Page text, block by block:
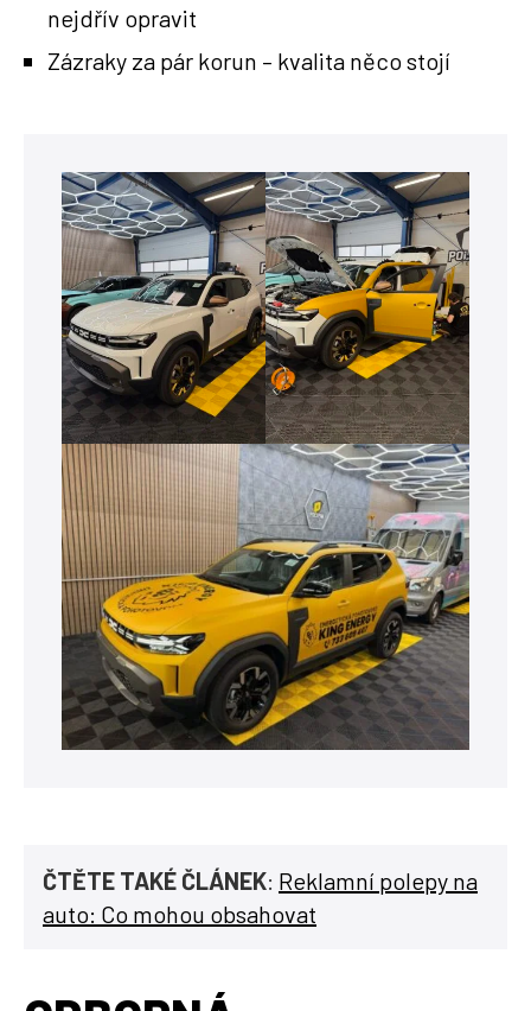
nejdřív opravit
Zázraky za pár korun – kvalita něco stojí
ČTĚTE TAKÉ ČLÁNEK: Reklamní polepy na
auto: Co mohou obsahovat